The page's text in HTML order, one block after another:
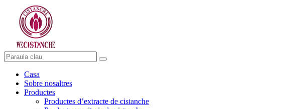
Casa
Sobre nosaltres
Productes
Productes d’extracte de cistanche